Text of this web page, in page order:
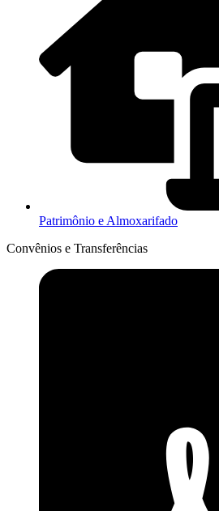
Patrimônio e Almoxarifado
Convênios e Transferências